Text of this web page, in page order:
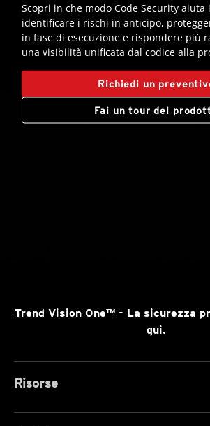
Scopri in che modo Code Security aiuta
identificare i rischi in anticipo,
in fase di esecuzione e rispondere più
una visibilità unificata dal codice alla
Richiedi un
Fai un tour del
Trend Vision One™ - La sicurezza
qui.
Risorse